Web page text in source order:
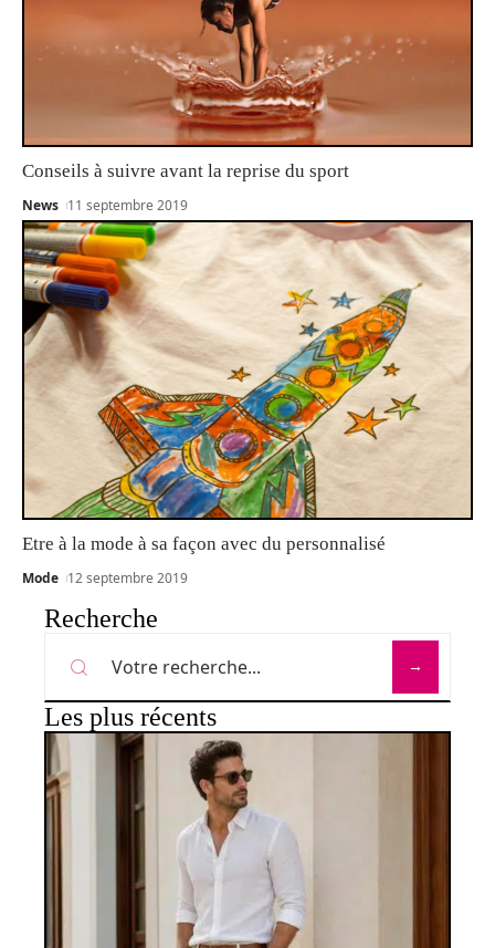
Conseils à suivre avant la reprise du sport
News 11 septembre 2019
Etre à la mode à sa façon avec du personnalisé
Mode 12 septembre 2019
Recherche
Les plus récents